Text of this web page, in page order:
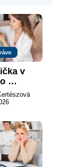
v
nie